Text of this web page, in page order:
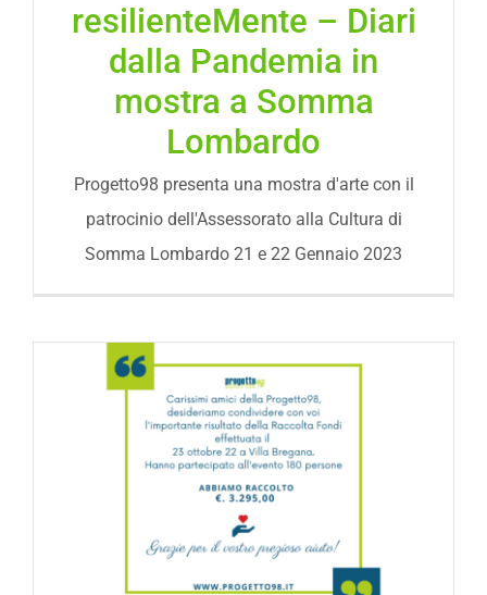
resilienteMente – Diari
dalla Pandemia in
mostra a Somma
Lombardo
Progetto98 presenta una mostra d'arte con il
patrocinio dell'Assessorato alla Cultura di
Somma Lombardo 21 e 22 Gennaio 2023